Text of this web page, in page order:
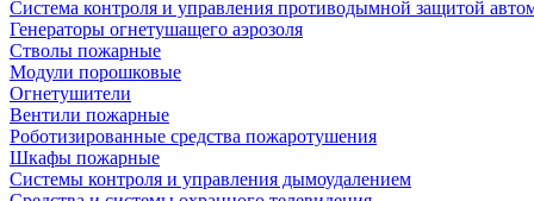
Система контроля и управления противодымной защитой
Генераторы огнетушащего аэрозоля
Стволы пожарные
Модули порошковые
Огнетушители
Вентили пожарные
Роботизированные средства пожаротушения
Шкафы пожарные
Системы контроля и управления дымоудалением